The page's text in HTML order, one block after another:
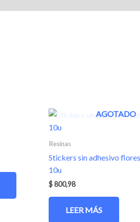
AGOTADO
Resinas
Stickers sin adhesivo
10u
$800,98
LEER MÁS